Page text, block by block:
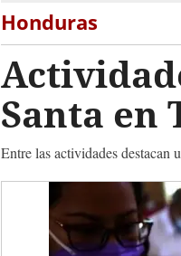
Honduras
Santa en
Entre las actividades